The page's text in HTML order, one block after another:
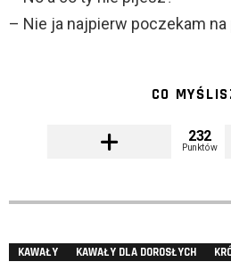
– Nie ja najpierw poczekam na
CO
232
Punktów
KAWAŁY KAWAŁY DLA DOROSŁYCH